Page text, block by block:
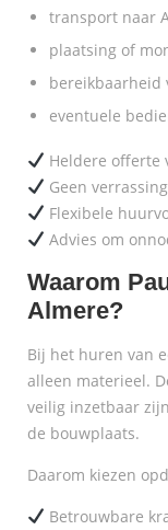
transport naar
plaatsing of
bereikbaarheid
eventuele
Heldere offerte
Geen
Flexibele
Advies om
Waarom
Almere?
Bij het huren van
alleen materieel.
veilig inzetbaar
de bouwplaats.
Daarom kiezen
Betrouwbare